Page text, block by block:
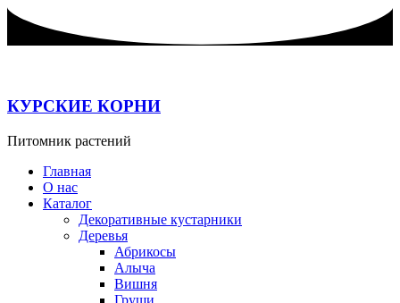
Перейти
содержимому
КУРСКИЕ КОРНИ
Питомник растений
Главная
О нас
Каталог
Декоративные кустарники
Деревья
Абрикосы
Алыча
Вишня
Груши